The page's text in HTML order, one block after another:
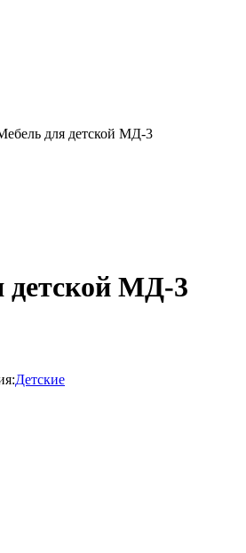
для детской МД-3
детской МД-3
Детские